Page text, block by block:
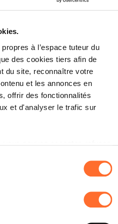
à l’espace tuteur du
des cookies tiers afin de
du site, reconnaître votre
et les annonces en
offrir des fonctionnalités
et d'analyser le trafic sur
nécessaires au
description des différents
l’onglet « Détails » ci-dessus.
essentielles à la
tâche imposée.
ont été redressées.
parmi des
L’apprenti est